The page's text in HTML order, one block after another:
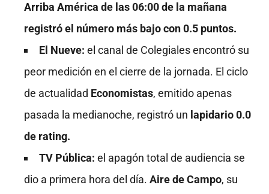
Arriba América de las 06:00 de la mañana
registró el número más bajo con 0.5 puntos.
El Nueve: el canal de Colegiales encontró su
peor medición en el cierre de la jornada. El ciclo
de actualidad Economistas, emitido apenas
pasada la medianoche, registró un lapidario 0.0
de rating.
TV Pública: el apagón total de audiencia se
dio a primera hora del día. Aire de Campo, su